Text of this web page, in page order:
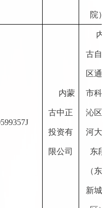
院）
内蒙
古中正
投资有
限公司
内
古自治
区通辽
市科尔
沁区滨
河大街
东段
（东兴
新城小